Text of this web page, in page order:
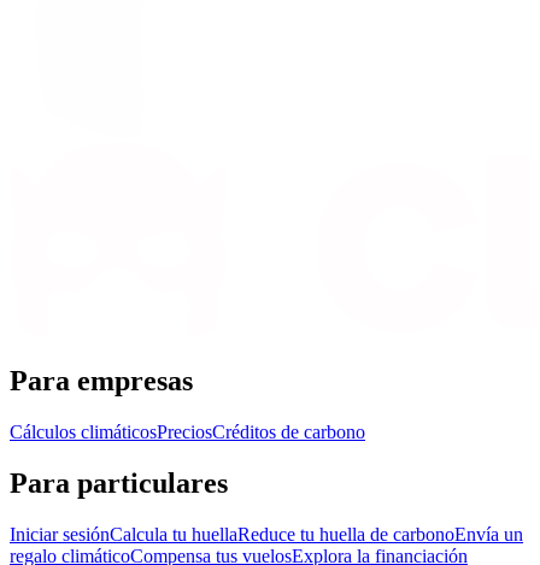
Para empresas
Cálculos climáticosPreciosCréditos de carbono
Para particulares
Iniciar sesiónCalcula tu huellaReduce tu huella de carbonoEnvía un
regalo climáticoCompensa tus vuelosExplora la financiación